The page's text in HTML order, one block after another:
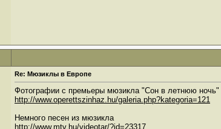
Re: Мюзиклы в Европе
Фотографии с премьеры мюзикла "Сон в летнюю ночь"
http://www.operettszinhaz.hu/galeria.php?kategoria=121
Немного песен из мюзикла
http://www.mtv.hu/videotar/?id=23317